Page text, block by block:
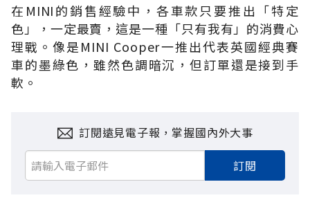
在MINI的銷售經驗中，各車款只要推出「特定
色」，一定最賣，這是一種「只有我有」的消費心
理戰。像是MINI Cooper一推出代表英國經典賽
車的墨綠色，雖然色調暗沉，但訂單還是接到手
軟。
訂閱遠見電子報，掌握國內外大事
訂閱